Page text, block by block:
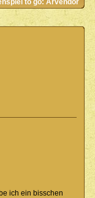
to go: Arvendor
ich ein bisschen